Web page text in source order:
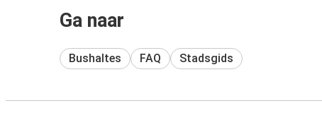
Ga naar
Bushaltes FAQ Stadsgids